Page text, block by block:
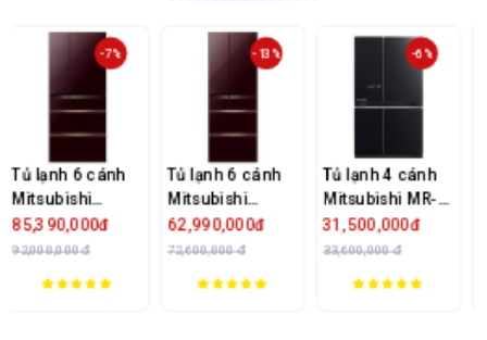
V -
Tủ lạnh 6 cánh
Mitsubishi
Electric MR-
WX52D-BR-V -
62,990,000đ
72,600,000 đ
Tủ lạnh 4 cánh
Mitsubishi MR-
L78EN-GBK
Inverter - 635L
31,500,000đ
33,600,000 đ
Tủ lạnh 4
Mitsubishi
L72EN-GSL
Inverter -
27,990,000đ
32,890,000 đ